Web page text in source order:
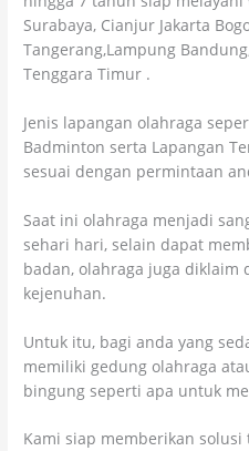
Surabaya, Cianjur Jakarta
Tangerang,Lampung
Tenggara Timur .
Jenis lapangan olahraga
Badminton serta Lapangan
sesuai dengan permintaan
Saat ini olahraga menjadi
sehari hari, selain dapat
badan, olahraga juga diklaim
kejenuhan.
Untuk itu, bagi anda yang
memiliki gedung olahraga
bingung seperti apa untuk
Kami siap memberikan